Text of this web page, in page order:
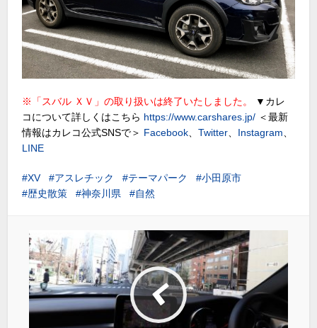
※「スバル ＸＶ」の取り扱いは終了いたしました。
▼カレ
コについて詳しくはこちら https://www.carshares.jp/ ＜最新
情報はカレコ公式SNSで＞ Facebook 、Twitter Instagram
LINE
XV アスレチック テーマパーク
小田原市
歴史散策
神奈川県 自然